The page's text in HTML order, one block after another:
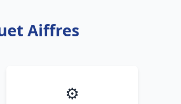
Aiffres
⚙️